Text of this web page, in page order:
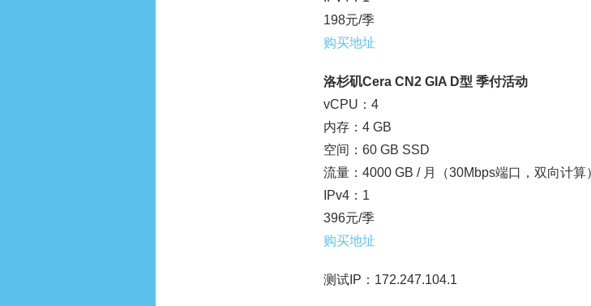
198元/季
购买地址
洛杉矶Cera CN2 GIA D型 季付活动
vCPU：4
内存：4 GB
空间：60 GB SSD
流量：4000 GB / 月（30Mbps端口，双向计算
IPv4：1
396元/季
购买地址
测试IP：172.247.104.1